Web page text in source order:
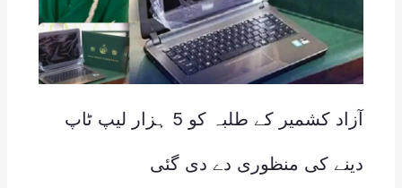
آزاد کشمیر کے طلبہ کو 5 ہزار لیپ ٹاپ
دینے کی منظوری دے دی گئی